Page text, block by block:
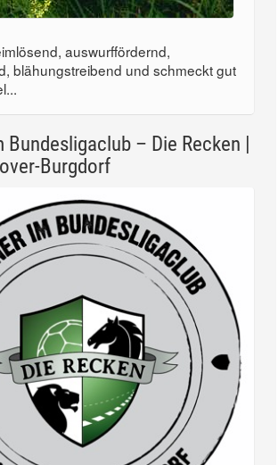
auswurffördernd,
blähungstreibend und schmeckt gut
Bundesligaclub – Die Recken |
Burgdorf